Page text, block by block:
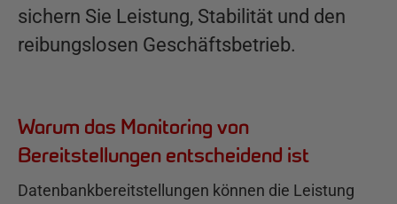
sichern Sie Leistung, Stabilität und den
reibungslosen Geschäftsbetrieb.
Warum das Monitoring von
Bereitstellungen entscheidend ist
Datenbankbereitstellungen können die Leistung